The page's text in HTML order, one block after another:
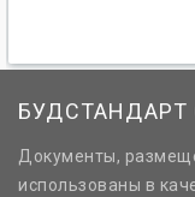
БУДСТАНДАРТ
Документы,
использованы в